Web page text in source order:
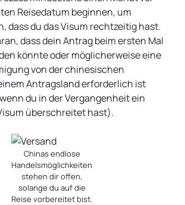
Reisedatum beginnen, um
dass du das Visum rechtzeitig hast.
dass dein Antrag beim ersten Mal
könnte oder möglicherweise eine
von der chinesischen
Antragsland erforderlich ist
du in der Vergangenheit ein
überschreitet hast).
Chinas endlose
Handelsmöglichkeiten
stehen dir offen,
solange du auf die
Reise vorbereitet bist.